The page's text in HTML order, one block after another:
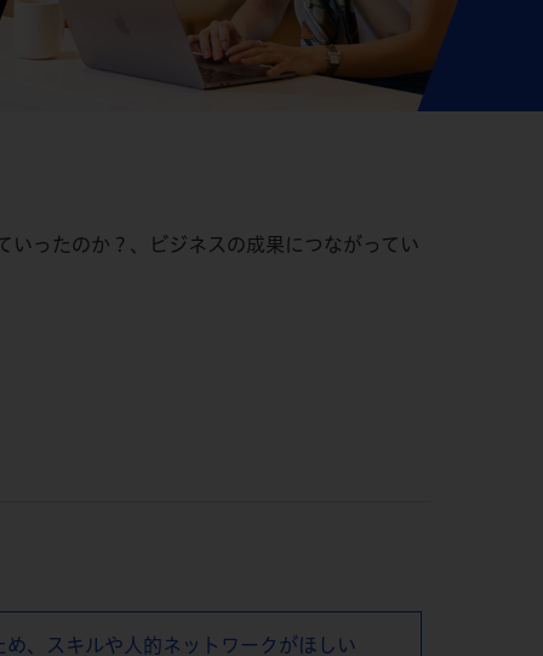
ったのか？、ビジネスの成果につながってい
、 スキルや⼈的ネットワークがほしい